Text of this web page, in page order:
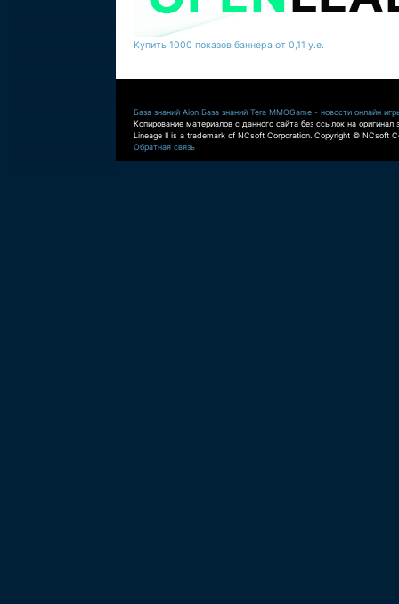
Купить 1000 показов баннера от 0,11 у.е.
База знаний Aion База знаний Tera MMOGame - новости онлайн
Копирование материалов с данного сайта без ссылок на оригинал
Lineage II is a trademark of NCsoft Corporation. Copyright © NCsoft
Обратная связь